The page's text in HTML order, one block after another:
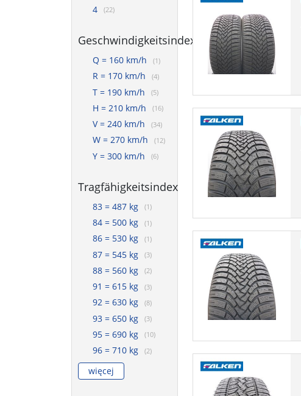
4 (22)
Geschwindigkeitsindex
Q = 160 km/h (1)
R = 170 km/h (4)
T = 190 km/h (5)
H = 210 km/h (16)
V = 240 km/h (34)
W = 270 km/h (12)
Y = 300 km/h (6)
Tragfähigkeitsindex
83 = 487 kg (1)
84 = 500 kg (1)
86 = 530 kg (1)
87 = 545 kg (3)
88 = 560 kg (2)
91 = 615 kg (3)
92 = 630 kg (8)
93 = 650 kg (3)
95 = 690 kg (10)
96 = 710 kg (2)
więcej